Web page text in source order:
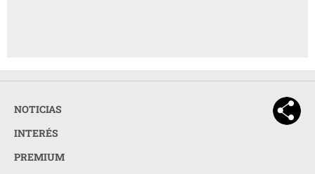
NOTICIAS
INTERÉS
PREMIUM